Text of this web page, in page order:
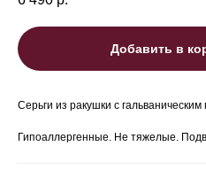
Добавить в
Серьги из ракушки с
Гипоаллергенные. Не тяжелые.